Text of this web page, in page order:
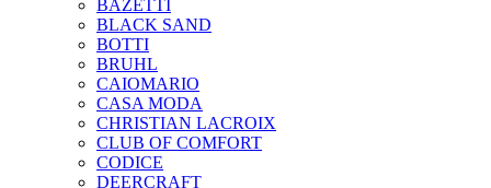
BAZETTI
BLACK SAND
BOTTI
BRUHL
CAIOMARIO
CASA MODA
CHRISTIAN LACROIX
CLUB OF COMFORT
CODICE
DEERCRAFT